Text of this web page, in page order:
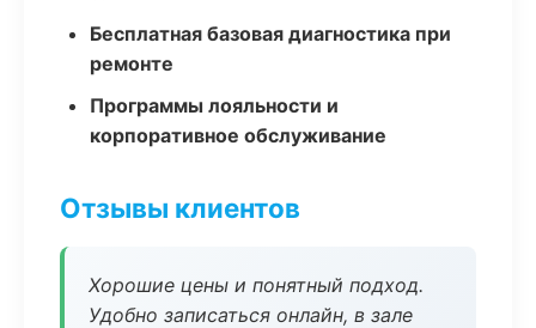
Бесплатная базовая диагностика при
ремонте
Программы лояльности и
корпоративное обслуживание
Отзывы клиентов
Хорошие цены и понятный подход.
Удобно записаться онлайн, в зале